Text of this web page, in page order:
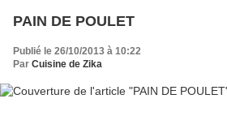
PAIN DE POULET
Publié le 26/10/2013 à 10:22
Par Cuisine de Zika